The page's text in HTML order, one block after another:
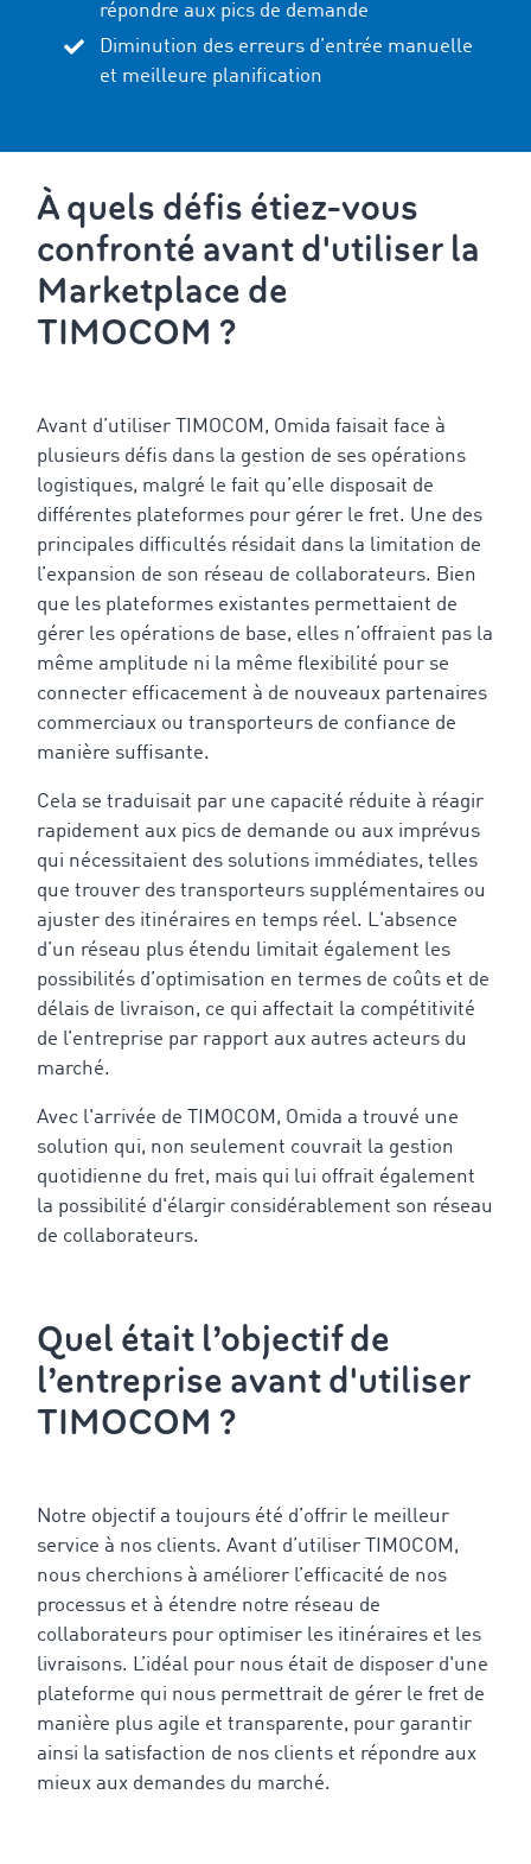
répondre aux pics de demande
Diminution des erreurs d’entrée manuelle
et meilleure planification
À quels défis étiez-vous
confronté avant d'utiliser la
Marketplace de
TIMOCOM ?
Avant d’utiliser TIMOCOM, Omida faisait face à
plusieurs défis dans la gestion de ses opérations
logistiques, malgré le fait qu’elle disposait de
différentes plateformes pour gérer le fret. Une des
principales difficultés résidait dans la limitation de
l’expansion de son réseau de collaborateurs. Bien
que les plateformes existantes permettaient de
gérer les opérations de base, elles n’offraient pas la
même amplitude ni la même flexibilité pour se
connecter efficacement à de nouveaux partenaires
commerciaux ou transporteurs de confiance de
manière suffisante.
Cela se traduisait par une capacité réduite à réagir
rapidement aux pics de demande ou aux imprévus
qui nécessitaient des solutions immédiates, telles
que trouver des transporteurs supplémentaires ou
ajuster des itinéraires en temps réel. L'absence
d’un réseau plus étendu limitait également les
possibilités d’optimisation en termes de coûts et de
délais de livraison, ce qui affectait la compétitivité
de l’entreprise par rapport aux autres acteurs du
marché.
Avec l'arrivée de TIMOCOM, Omida a trouvé une
solution qui, non seulement couvrait la gestion
quotidienne du fret, mais qui lui offrait également
la possibilité d'élargir considérablement son réseau
de collaborateurs.
Quel était l’objectif de
l’entreprise avant d'utiliser
TIMOCOM ?
Notre objectif a toujours été d’offrir le meilleur
service à nos clients. Avant d’utiliser TIMOCOM,
nous cherchions à améliorer l’efficacité de nos
processus et à étendre notre réseau de
collaborateurs pour optimiser les itinéraires et les
livraisons. L’idéal pour nous était de disposer d'une
plateforme qui nous permettrait de gérer le fret de
manière plus agile et transparente, pour garantir
ainsi la satisfaction de nos clients et répondre aux
mieux aux demandes du marché.